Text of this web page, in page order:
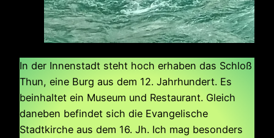
In der Innenstadt steht hoch erhaben das Schloß
Thun, eine Burg aus dem 12. Jahrhundert. Es
beinhaltet ein Museum und Restaurant. Gleich
daneben befindet sich die Evangelische
Stadtkirche aus dem 16. Jh. Ich mag besonders